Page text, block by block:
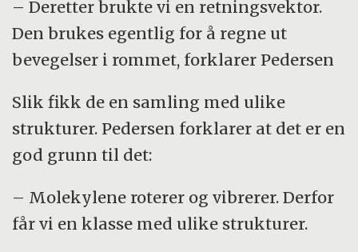
– Deretter brukte vi en retningsvektor.
Den brukes egentlig for å regne ut
bevegelser i rommet, forklarer Pedersen
Slik fikk de en samling med ulike
strukturer. Pedersen forklarer at det er en
god grunn til det:
– Molekylene roterer og vibrerer. Derfor
får vi en klasse med ulike strukturer.